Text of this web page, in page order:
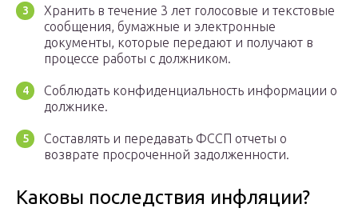
Хранить в течение 3 лет голосовые и текстовые
сообщения, бумажные и электронные
документы, которые передают и получают в
процессе работы с должником.
Соблюдать конфиденциальность информации о
должнике.
Составлять и передавать ФССП отчеты о
возврате просроченной задолженности.
Каковы последствия инфляции?